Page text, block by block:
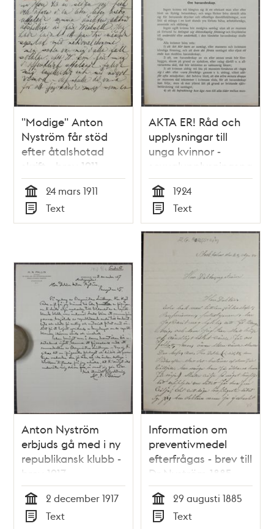
"Modige" Anton
Nyström får stöd
efter åtalshotad
skrift - brev 1911
Tid
24 mars 1911
Typ
Text
AKTA ER! Råd och
upplysningar till
unga kvinnor -
1924
Tid
1924
Typ
Text
Anton Nyström
erbjuds gå med i ny
republikansk klubb -
brev 1917
Tid
2 december 1917
Text
Information om
preventivmedel
efterfrågas - brev till
Dr Nyström 1885
Tid
29 augusti 1885
Text